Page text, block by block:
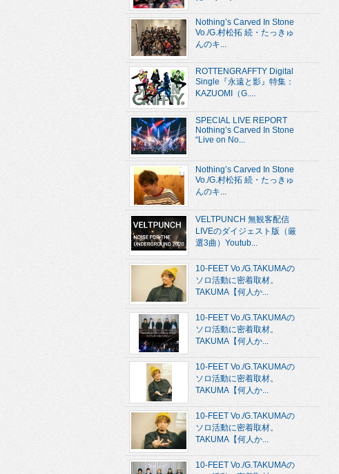
Nothing’s Carved In Stone
Vo./G.村松拓 続・たっきゅ
んのキ...
ROTTENGRAFFTY Digital
Single『永遠と影』特集：
KAZUOMI（G....
SPECIAL LIVE REPORT
Nothing’s Carved In Stone
“Live on No...
Nothing’s Carved In Stone
Vo./G.村松拓 続・たっきゅ
んのキ...
VELTPUNCH 無観客配信
LIVEのダイジェスト版（厳
選3曲）Youtub...
10-FEET Vo./G.TAKUMAの
ソロ活動に密着取材。
TAKUMA【何人か...
10-FEET Vo./G.TAKUMAの
ソロ活動に密着取材。
TAKUMA【何人か...
10-FEET Vo./G.TAKUMAの
ソロ活動に密着取材。
TAKUMA【何人か...
10-FEET Vo./G.TAKUMAの
ソロ活動に密着取材。
TAKUMA【何人か...
10-FEET Vo./G.TAKUMAの